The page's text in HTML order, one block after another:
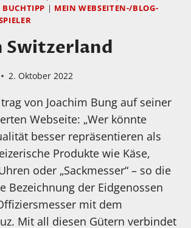
| MEIN WEBSEITEN-/BLOG-
Switzerland
2. Oktober 2022
von Joachim Bung auf seiner
Webseite: „Wer könnte
besser repräsentieren als
Produkte wie Käse,
oder „Sackmesser“ – so die
Bezeichnung der Eidgenossen
mit dem
Mit all diesen Gütern verbindet